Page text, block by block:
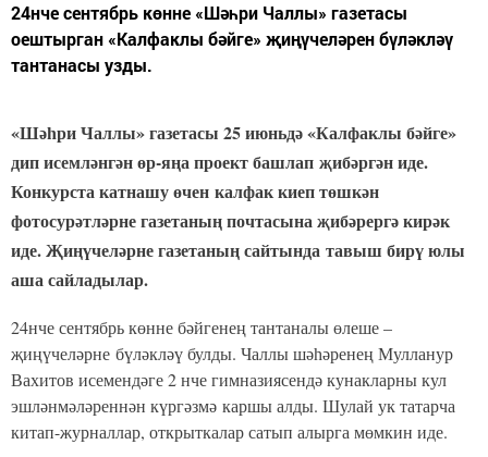
24нче сентябрь көнне «Шәһри Чаллы» газетасы
оештырган «Калфаклы бәйге» җиңүчеләрен бүләкләү
тантанасы узды.
«Шәһри Чаллы» газетасы 25 июньдә «Калфаклы бәйге»
дип исемләнгән өр-яңа проект башлап җибәргән иде.
Конкурста катнашу өчен калфак киеп төшкән
фотосурәтләрне газетаның почтасына җибәрергә кирәк
иде. Җиңүчеләрне газетаның сайтында тавыш бирү юлы
аша сайладылар.
24нче сентябрь көнне бәйгенең тантаналы өлеше –
җиңүчеләрне бүләкләү булды. Чаллы шәһәренең Мулланур
Вахитов исемендәге 2 нче гимназиясендә кунакларны кул
эшләнмәләреннән күргәзмә каршы алды. Шулай ук татарча
китап-журналлар, открыткалар сатып алырга мөмкин иде.